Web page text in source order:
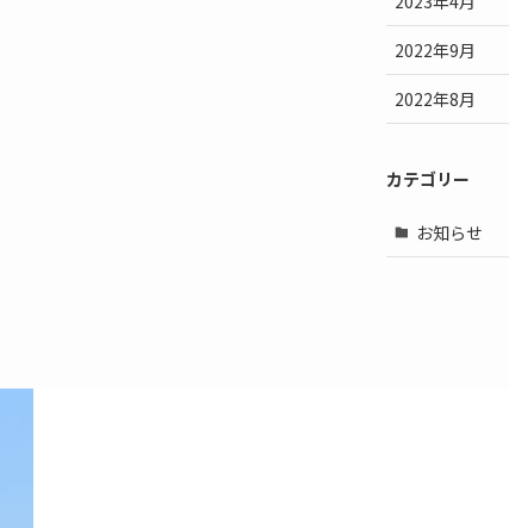
2022年9月
2022年8月
カテゴリー
お知らせ